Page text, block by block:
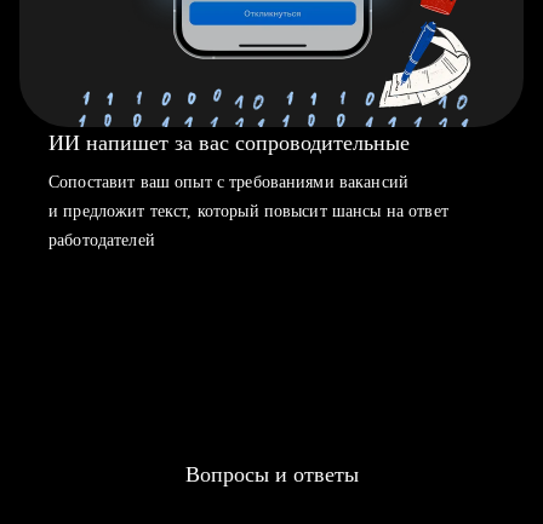
ИИ напишет за вас сопроводительные
Сопоставит ваш опыт с требованиями вакансий
и предложит текст, который повысит шансы на ответ
работодателей
Вопросы и ответы